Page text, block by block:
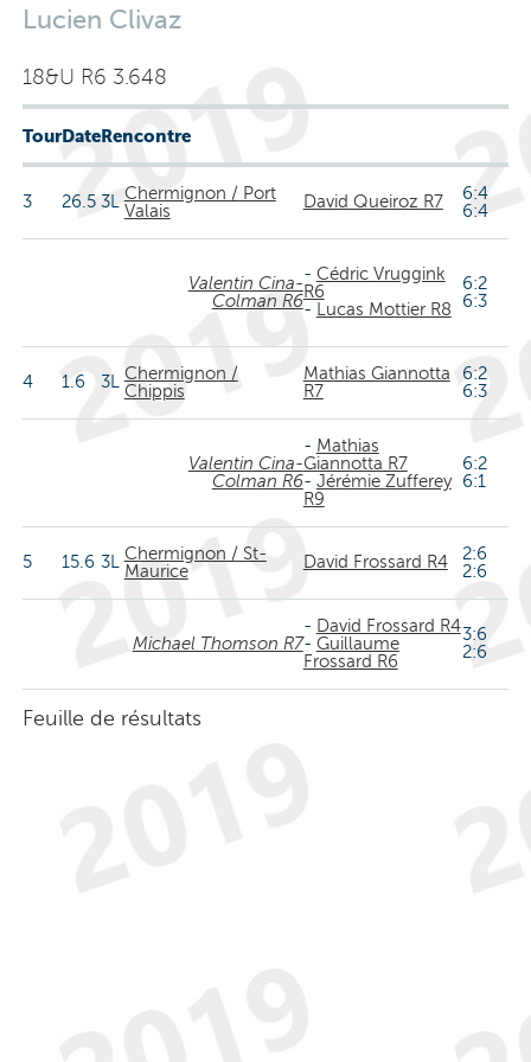
Lucien Clivaz
18&U R6 3.648
TourDateRencontre
3 26.5 3LChermignon / Port
Valais
David Queiroz R7
6:4
6:4
Valentin Cina-
Colman R6
- Cédric Vruggink
R6
-
Lucas Mottier R8
6:2
6:3
4 1.6 3LChermignon /
Chippis
Mathias Giannotta
R7
6:2
6:3
Valentin Cina-
Colman R6
- Mathias
Giannotta R7
- Jérémie Zufferey
R9
6:2
6:1
5 15.6 3LChermignon / St-
Maurice
David Frossard R4
2:6
2:6
Michael Thomson R7
- David Frossard R4
- Guillaume
Frossard R6
3:6
2:6
Feuille de résultats